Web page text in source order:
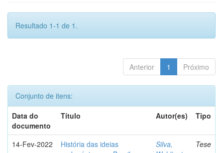
Resultado 1-1 de 1.
Anterior 1 Próximo
Conjunto de itens:
Data do
documento
Título Autor(es) Tipo
14-Fev-2022
História das ideias
Silva,
Tese